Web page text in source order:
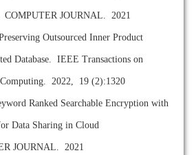
COMPUTER JOURNAL. 2021
Outsourced Inner Product
Database. IEEE Transactions on
Computing. 2022, 19 (2):1320
Ranked Searchable Encryption with
Data Sharing in Cloud
JOURNAL. 2021